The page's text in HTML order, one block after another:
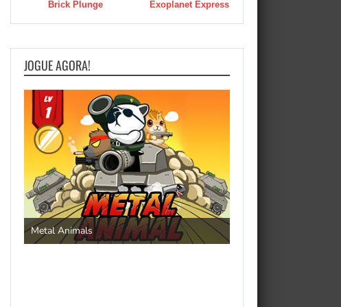
Brick Plunge Exoplanet Express
JOGUE AGORA!
Metal Animals